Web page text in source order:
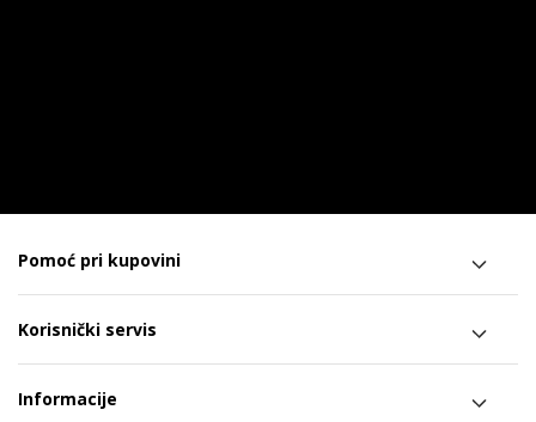
Pomoć pri kupovini
Korisnički servis
Informacije